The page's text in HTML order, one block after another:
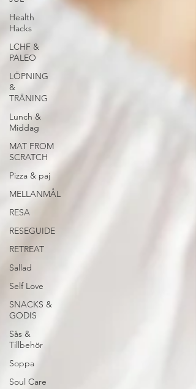
Health
Hacks
LCHF &
PALEO
LÖPNING
&
TRÄNING
Lunch &
Middag
MAT FROM
SCRATCH
Pizza & paj
MELLANMÅL
RESA
RESEGUIDE
RETREAT
Sallad
Self Love
SNACKS &
GODIS
Sås &
Tillbehör
Soppa
Soul Care